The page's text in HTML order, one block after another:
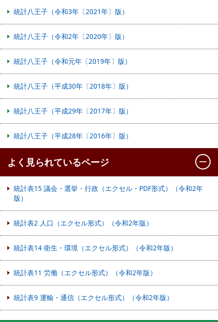
統計八王子（令和3年〔2021年〕版）
統計八王子（令和2年〔2020年〕版）
統計八王子（令和元年〔2019年〕版）
統計八王子（平成30年〔2018年〕版）
統計八王子（平成29年〔2017年〕版）
統計八王子（平成28年〔2016年〕版）
よく見られているページ
統計表15 議会・選挙・行政（エクセル・PDF形式）（令和2年
版）
統計表2 人口（エクセル形式）（令和2年版）
統計表14 衛生・環境（エクセル形式）（令和2年版）
統計表11 労働（エクセル形式）（令和2年版）
統計表9 運輸・通信（エクセル形式）（令和2年版）